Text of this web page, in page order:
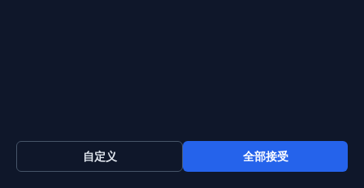
自定义 全部接受